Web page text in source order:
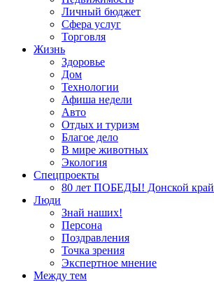
Личный бюджет
Сфера услуг
Торговля
Жизнь
Здоровье
Дом
Технологии
Афиша недели
Авто
Отдых и туризм
Благое дело
В мире животных
Экология
Спецпроекты
80 лет ПОБЕДЫ! Донской край
Люди
Знай наших!
Персона
Поздравления
Точка зрения
Экспертное мнение
Между тем